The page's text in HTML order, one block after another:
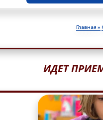
Главная »
ИДЕТ